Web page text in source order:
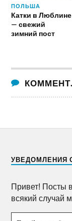
ПОЛЬША
Катки в Люблине
— свежий
зимний пост
КОММЕНТ.
УВЕДОМЛЕНИЯ
Привет! Посты
всякий случай